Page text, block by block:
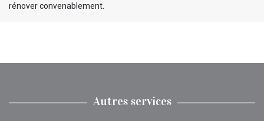
rénover convenablement.
Autres services